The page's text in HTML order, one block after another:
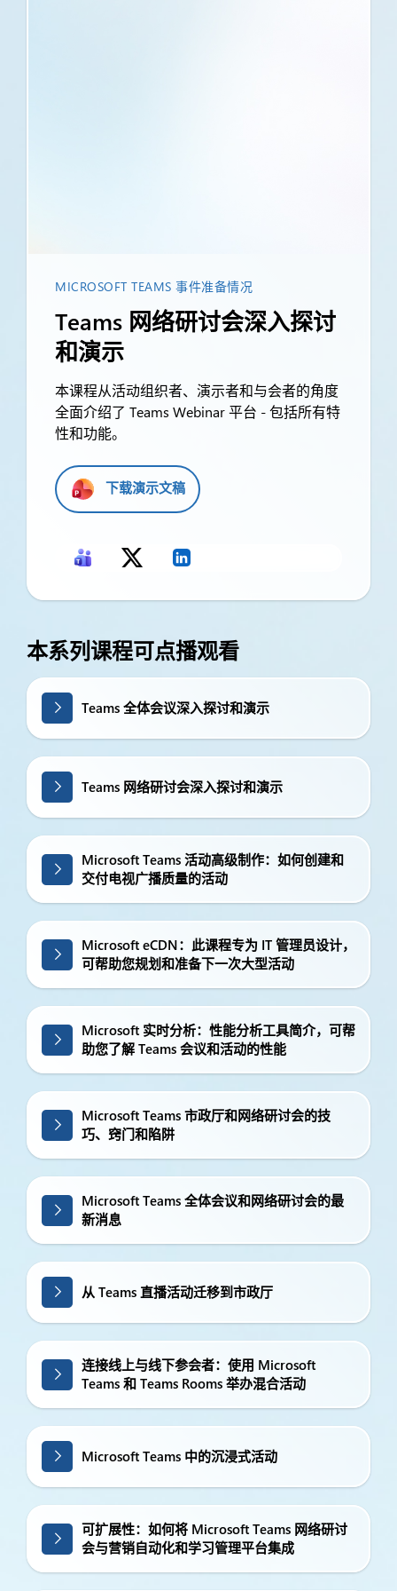
MICROSOFT TEAMS 事件准备情况
Teams 网络研讨会深入探讨
和演示
本课程从活动组织者、演示者和与会者的角度
全面介绍了 Teams Webinar 平台 - 包括所有特
性和功能。
下载演示文稿
本系列课程可点播观看
Teams 全体会议深入探讨和演示
Teams 网络研讨会深入探讨和演示
Microsoft Teams 活动高级制作：如何创建和
交付电视广播质量的活动
Microsoft eCDN：此课程专为 IT 管理员设计，
可帮助您规划和准备下一次大型活动
Microsoft 实时分析：性能分析工具简介，可帮
助您了解 Teams 会议和活动的性能
Microsoft Teams 市政厅和网络研讨会的技
巧、窍门和陷阱
Microsoft Teams 全体会议和网络研讨会的最
新消息
从 Teams 直播活动迁移到市政厅
连接线上与线下参会者：使用 Microsoft
Teams 和 Teams Rooms 举办混合活动
Microsoft Teams 中的沉浸式活动
可扩展性：如何将 Microsoft Teams 网络研讨
会与营销自动化和学习管理平台集成